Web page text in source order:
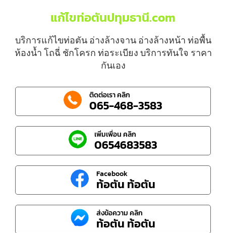
แก้ไขท่อตันปทุมธานี.com
บริการแก้ไขท่อตัน อ่างล้างจาน อ่างล้างหน้า ท่อพื้น
ห้องน้ำ โถฉี่ ชักโครก ท่อระเบียง บริการทันใจ ราคา
กันเอง
ติดต่อเรา คลิก
065-468-3583
เพิ่มเพื่อน คลิก
0654683583
Facebook
ท้อตัน ท้อตัน
ส่งข้อความ คลิก
ท้อตัน ท้อตัน